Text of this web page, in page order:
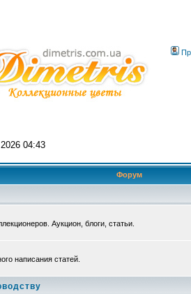
04:43
Форум
Аукцион, блоги, статьи.
написания статей.